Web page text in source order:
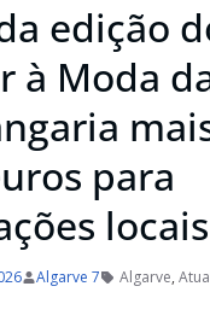
edição
à Moda
para
locais
Algarve 7 Algarve,